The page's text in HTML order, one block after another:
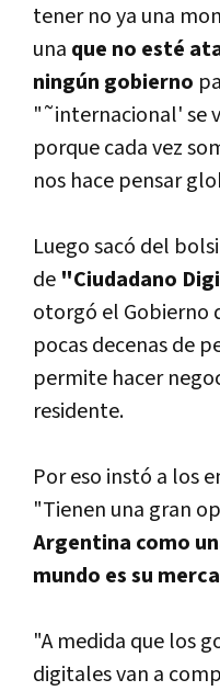
tener no ya una
una que no esté
ningún gobierno
"˜internacional' se
porque cada vez
nos hace pensar
Luego sacó del
de "Ciudadano
otorgó el Gobierno
pocas decenas de
permite hacer
residente.
Por eso instó a los
"Tienen una gran
Argentina como
mundo es su
"A medida que los
digitales van a